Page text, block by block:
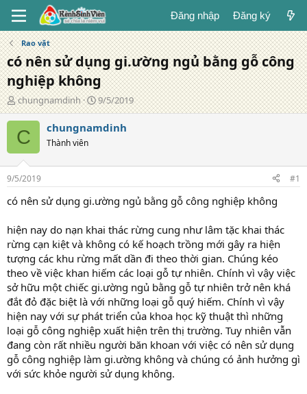
Đăng nhập Đăng ký
Rao vặt
có nên sử dụng gi.ường ngủ bằng gỗ công
nghiệp không
T
á
c
g
ả
chungnamdinh
N
g
à
g
9/5/2019
C chungnamdinh
Thành viên
9/5/2019 #1
có nên sử dụng gi.ường ngủ bằng gỗ công nghiệp không
hiện nay do nạn khai thác rừng cung như lâm tặc khai thác
rừng cạn kiệt và không có kế hoạch trồng mới gây ra hiện
tượng các khu rừng mất dần đi theo thời gian. Chúng kéo
theo về việc khan hiếm các loại gỗ tự nhiên. Chính vì vậy việc
sở hữu một chiếc gi.ường ngủ bằng gỗ tự nhiên trở nên khá
đắt đỏ đặc biệt là với những loại gỗ quý hiếm. Chính vì vậy
hiện nay với sự phát triển của khoa học kỹ thuật thì những
loại gỗ công nghiệp xuất hiện trên thị trường. Tuy nhiên vẫn
đang còn rất nhiều người băn khoan với việc có nên sử dụng
gỗ công nghiệp làm gi.ường không và chúng có ảnh hưởng gì
với sức khỏe người sử dụng không.